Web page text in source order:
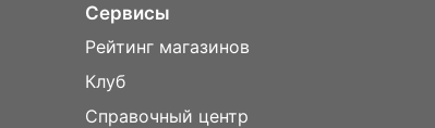
Сервисы
Рейтинг магазинов
Клуб
Справочный центр